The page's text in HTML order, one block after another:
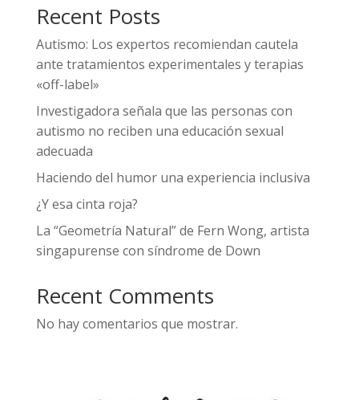
Recent Posts
Autismo: Los expertos recomiendan cautela
ante tratamientos experimentales y terapias
«off-label»
Investigadora señala que las personas con
autismo no reciben una educación sexual
adecuada
Haciendo del humor una experiencia inclusiva
¿Y esa cinta roja?
La “Geometría Natural” de Fern Wong, artista
singapurense con síndrome de Down
Recent Comments
No hay comentarios que mostrar.